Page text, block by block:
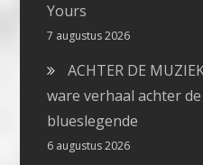
Yours
7 augustus 2026
ACHTER DE
ware verhaal achter
blueslegende
6 augustus 2026